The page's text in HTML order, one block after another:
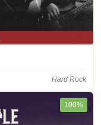
Hard Rock
100%